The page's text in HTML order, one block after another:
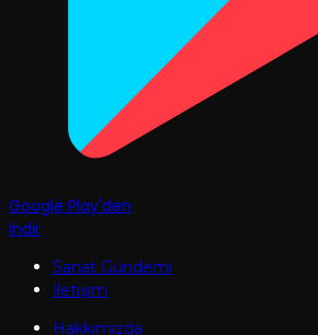
Google Play'den
İndir
Sanat Gündemi
İletişim
Hakkımızda